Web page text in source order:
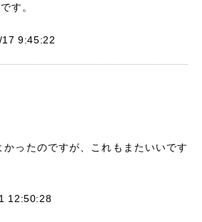
す。
9:45:22
かったのですが、これもまたいいです
12:50:28